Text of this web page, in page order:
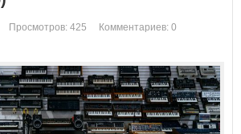
Просмотров: 425 Комментариев: 0